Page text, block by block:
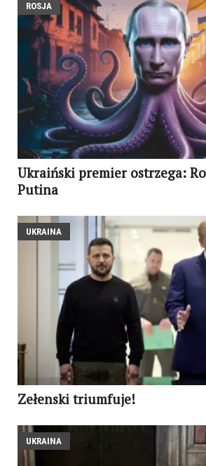
ROSJA
Ukraiński premier ostrzega:
Putina
UKRAINA
Zełenski triumfuje!
UKRAINA